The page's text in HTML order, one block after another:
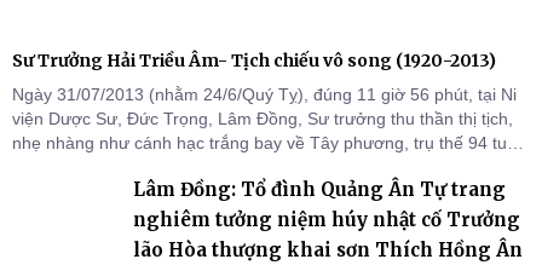
Sư Trưởng Hải Triều Âm- Tịch chiếu vô song (1920-2013)
Ngày 31/07/2013 (nhằm 24/6/Quý Tỵ), đúng 11 giờ 56 phút, tại Ni
viện Dược Sư, Đức Trọng, Lâm Đồng, Sư trưởng thu thần thị tịch,
nhẹ nhàng như cánh hạc trắng bay về Tây phương, trụ thế 94 tuổi
Lâm Đồng: Tổ đình Quảng Ân Tự trang
nghiêm tưởng niệm húy nhật cố Trưởng
lão Hòa thượng khai sơn Thích Hồng Ân